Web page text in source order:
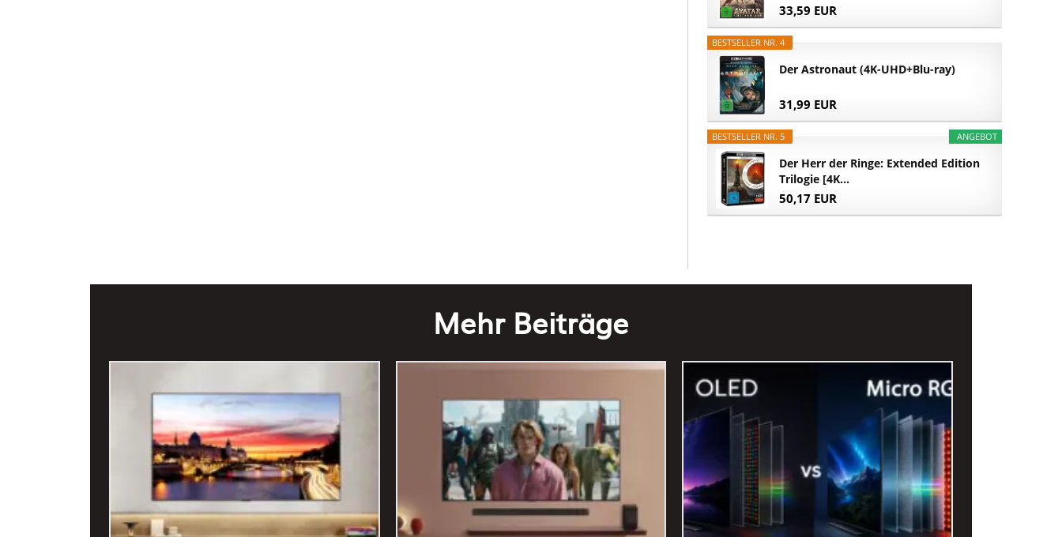
33,59 EUR
BESTSELLER NR. 4
Der Astronaut (4K-UHD+Blu-ray)
31,99 EUR
ANGEBOT
BESTSELLER NR. 5
Der Herr der Ringe: Extended Edition
Trilogie [4K...
50,17 EUR
Mehr Beiträge